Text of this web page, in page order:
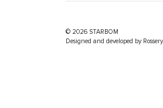
© 2026 STARBOM
Designed and developed by Rossery